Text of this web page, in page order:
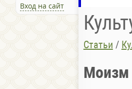
Вход на сайт
Статьи /
Моизм